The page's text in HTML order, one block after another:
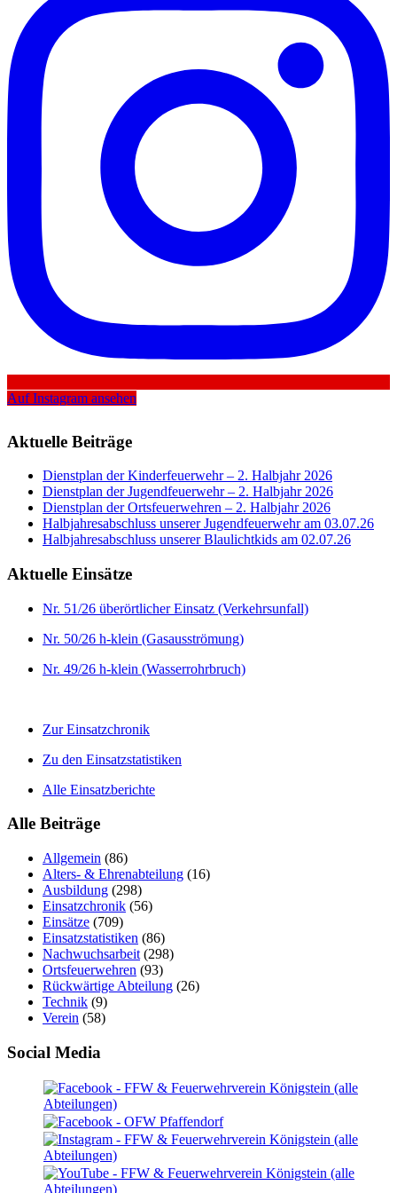
Auf Instagram ansehen
Aktuelle Beiträge
Dienstplan der Kinderfeuerwehr – 2. Halbjahr 2026
Dienstplan der Jugendfeuerwehr – 2. Halbjahr 2026
Dienstplan der Ortsfeuerwehren – 2. Halbjahr 2026
Halbjahresabschluss unserer Jugendfeuerwehr am 03.07.26
Halbjahresabschluss unserer Blaulichtkids am 02.07.26
Aktuelle Einsätze
Nr. 51/26 überörtlicher Einsatz (Verkehrsunfall)
Nr. 50/26 h-klein (Gasausströmung)
Nr. 49/26 h-klein (Wasserrohrbruch)
Zur Einsatzchronik
Zu den Einsatzstatistiken
Alle Einsatzberichte
Alle Beiträge
Allgemein (86)
Alters- & Ehrenabteilung (16)
Ausbildung (298)
Einsatzchronik (56)
Einsätze (709)
Einsatzstatistiken (86)
Nachwuchsarbeit (298)
Ortsfeuerwehren (93)
Rückwärtige Abteilung (26)
Technik (9)
Verein (58)
Social Media